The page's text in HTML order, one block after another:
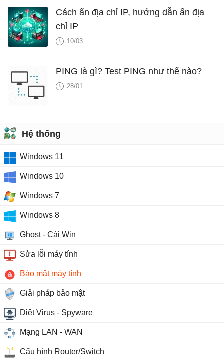
Cách ẩn địa chỉ IP, hướng dẫn ẩn địa
chỉ IP
10/03
PING là gì? Test PING như thế nào?
28/01
Hệ thống
Windows 11
Windows 10
Windows 7
Windows 8
Ghost - Cài Win
Sửa lỗi máy tính
Bảo mật máy tính
Giải pháp bảo mật
Diệt Virus - Spyware
Mạng LAN - WAN
Cấu hình Router/Switch